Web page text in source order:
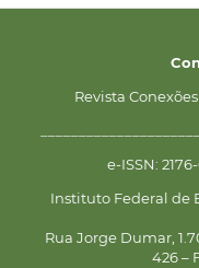
Revista
e-ISSN:
Instituto Federal de
Rua Jorge Dumar,
426 –